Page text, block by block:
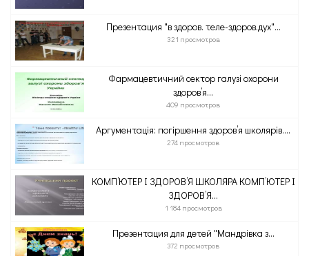
Презентация "в здоров. теле-здоров.дух"...
321 просмотров
Фармацевтичний сектор галузі охорони
здоров’я...
409 просмотров
Аргументація: погіршення здоров’я школярів....
274 просмотров
КОМП’ЮТЕР І ЗДОРОВ’Я ШКОЛЯРА КОМП’ЮТЕР І
ЗДОРОВ’Я...
1 184 просмотров
Презентация для детей "Мандрівка з...
372 просмотров